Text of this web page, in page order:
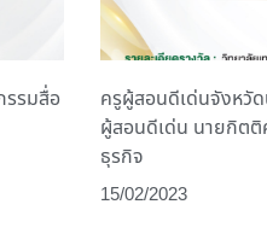
รรมสื่อ
ครูผู้สอนดีเด่นจังหวั
ผู้สอนดีเด่น นายกิต
ธุรกิจ
15/02/2023